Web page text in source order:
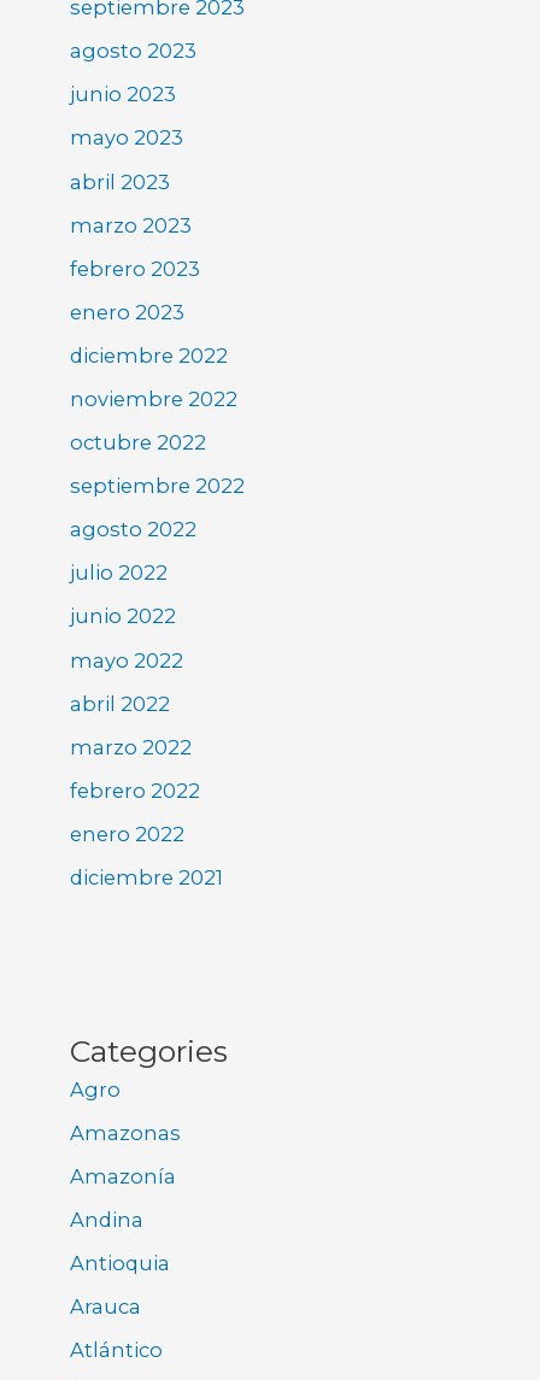
septiembre 2023
agosto 2023
junio 2023
mayo 2023
abril 2023
marzo 2023
febrero 2023
enero 2023
diciembre 2022
noviembre 2022
octubre 2022
septiembre 2022
agosto 2022
julio 2022
junio 2022
mayo 2022
abril 2022
marzo 2022
febrero 2022
enero 2022
diciembre 2021
Categories
Agro
Amazonas
Amazonía
Andina
Antioquia
Arauca
Atlántico